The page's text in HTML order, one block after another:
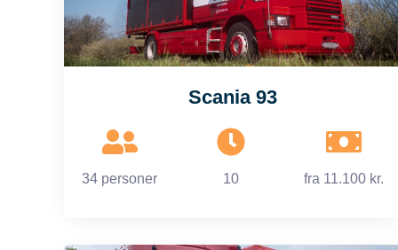
Scania 93
34 personer 10 fra 11.100 kr.